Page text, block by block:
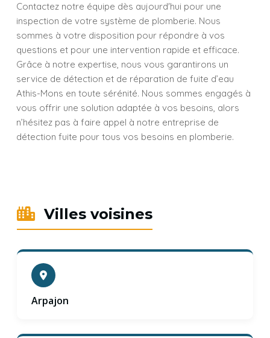
Contactez notre équipe dès aujourd'hui pour une
inspection de votre système de plomberie. Nous
sommes à votre disposition pour répondre à vos
questions et pour une intervention rapide et efficace.
Grâce à notre expertise, nous vous garantirons un
service de détection et de réparation de fuite d’eau
Athis-Mons en toute sérénité. Nous sommes engagés à
vous offrir une solution adaptée à vos besoins, alors
n’hésitez pas à faire appel à notre entreprise de
détection fuite pour tous vos besoins en plomberie.
Villes voisines
Arpajon